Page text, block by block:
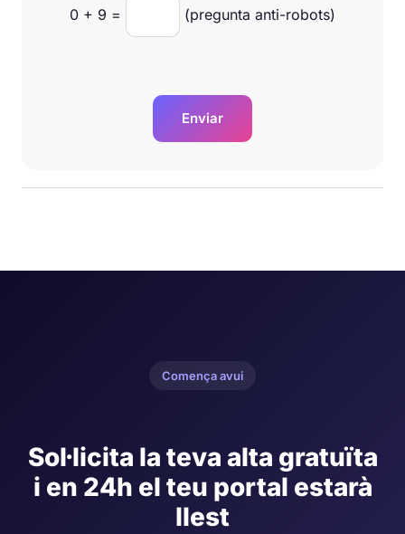
0 + 9 = (pregunta anti-robots)
Enviar
Comença avui
Sol·licita la teva alta gratuïta
i en 24h el teu portal estarà
llest